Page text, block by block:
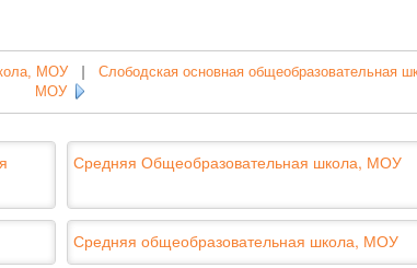
МОУ| Слободская основная общеобразовательная
МОУ
Средняя Общеобразовательная школа, МОУ
Средняя общеобразовательная школа, МОУ